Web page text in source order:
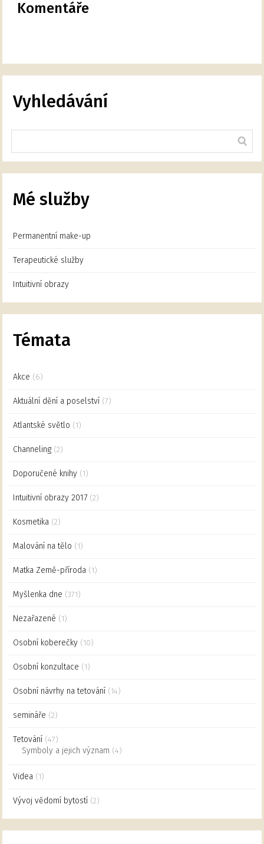
Komentáře
Vyhledávání
Mé služby
Permanentní make-up
Terapeutické služby
Intuitivní obrazy
Témata
Akce (6)
Aktuální dění a poselství (7)
Atlantské světlo (1)
Channeling (2)
Doporučené knihy (1)
Intuitivní obrazy 2017 (2)
Kosmetika (2)
Malování na tělo (1)
Matka Země-příroda (1)
Myšlenka dne (371)
Nezařazené (1)
Osobní koberečky (10)
Osobní konzultace (1)
Osobní návrhy na tetování (14)
semináře (2)
Tetování (47)
Symboly a jejich význam (4)
Videa (1)
Vývoj vědomí bytostí (2)